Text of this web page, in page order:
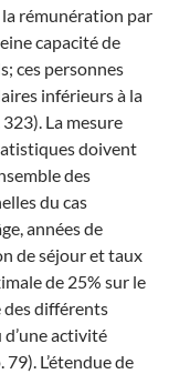
la rémunération par
capacité de
ces personnes
inférieurs à la
La mesure
doivent
des
du cas
années de
de séjour et taux
de 25% sur le
différents
activité
L’étendue de